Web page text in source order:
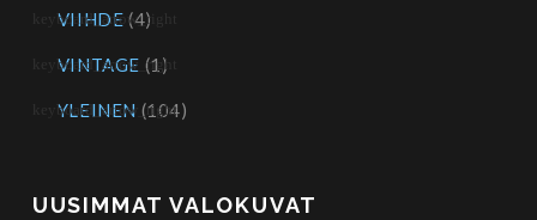
VIIHDE (4)
VINTAGE (1)
YLEINEN (104)
UUSIMMAT VALOKUVAT